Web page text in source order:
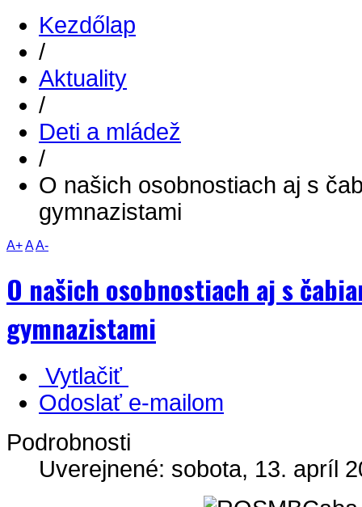
Kezdőlap
/
Aktuality
/
Deti a mládež
/
O našich osobnostiach aj s
gymnazistami
A+AA-
O našich osobnostiach aj s
gymnazistami
Vytlačiť
Odoslať e-mailom
Podrobnosti
Uverejnené: sobota, 13. apríl